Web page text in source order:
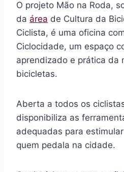
O projeto Mão na Roda,
da área de Cultura da
Ciclista, é uma oficina
Ciclocidade, um espaço
aprendizado e prática da
bicicletas.
Aberta a todos os
disponibiliza as
adequadas para
quem pedala na cidade.